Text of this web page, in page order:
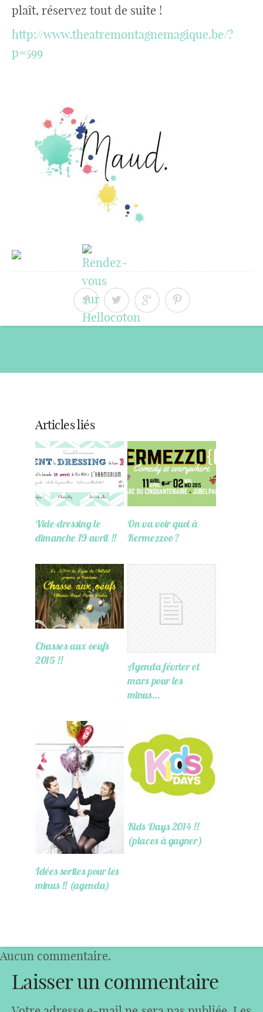
plaît, réservez tout de suite !
http://www.theatremontagnemagique.be/?
p=599
Articles liés
Vide-dressing le
dimanche 19 avril !!
On va voir quoi à
Kermezzoo ?
Chasses aux oeufs
2015 !!
Agenda février et
mars pour les
minus…
Idées sorties pour les
minus !! (agenda)
Kids Days 2014 !!
(places à gagner)
Aucun commentaire.
Laisser un commentaire